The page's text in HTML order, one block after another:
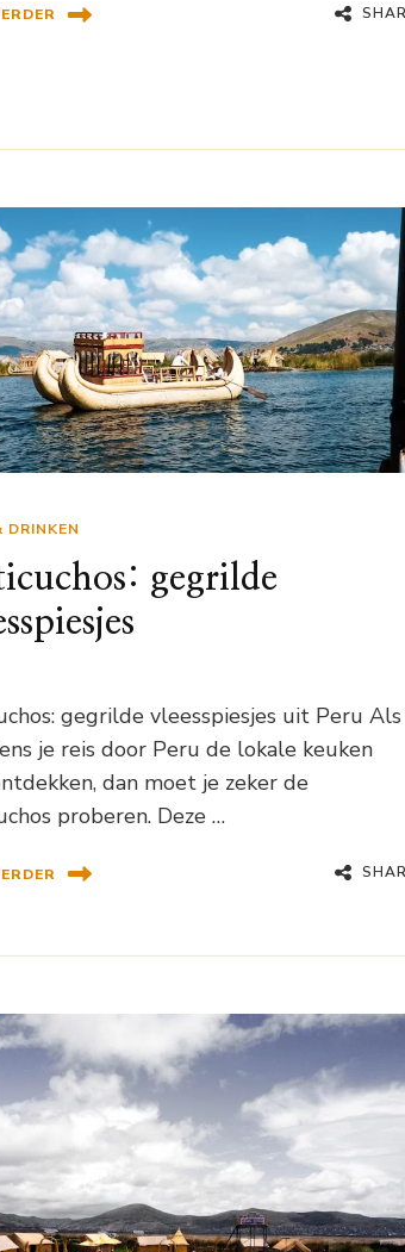
DRINKEN
gegrilde
gegrilde vleesspiesjes uit Peru Als
je reis door Peru de lokale keuken
dan moet je zeker de
proberen. Deze …